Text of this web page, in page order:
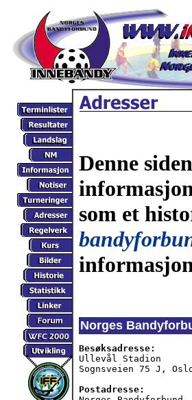
Denne
som et
Norges
Besøksadresse:
Ullevål Stadion
Sognsveien 75 J,
Postadresse: